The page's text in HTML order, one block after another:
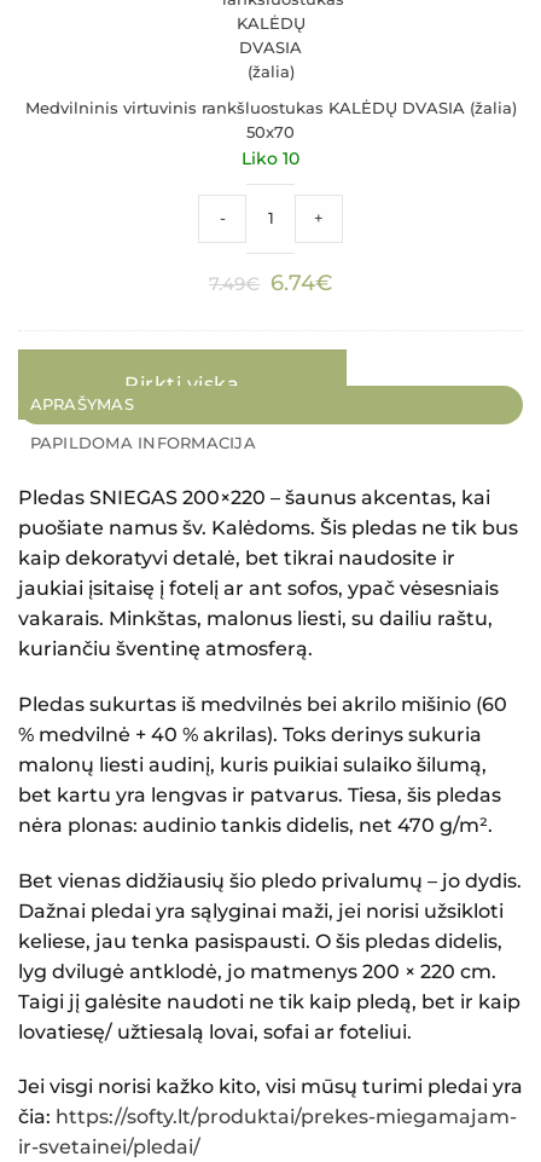
50x70
Medvilninis virtuvinis rankšluostukas KALĖDŲ DVASIA (žalia)
50x70
Liko 10
-
produkto kiekis: Medvilninis virtuvinis
+
7.49€
Original
7.49€.
6.74€Current
6.74€.
Pirkti viską
APRAŠYMAS
PAPILDOMA INFORMACIJA
Pledas SNIEGAS 200×220 – šaunus akcentas, kai
puošiate namus šv. Kalėdoms. Šis pledas ne tik bus
kaip dekoratyvi detalė, bet tikrai naudosite ir
jaukiai įsitaisę į fotelį ar ant sofos, ypač vėsesniais
vakarais. Minkštas, malonus liesti, su dailiu raštu,
kuriančiu šventinę atmosferą.
Pledas sukurtas iš medvilnės bei akrilo mišinio (60
% medvilnė + 40 % akrilas). Toks derinys sukuria
malonų liesti audinį, kuris puikiai sulaiko šilumą,
bet kartu yra lengvas ir patvarus. Tiesa, šis pledas
nėra plonas: audinio tankis didelis, net 470 g/m².
Bet vienas didžiausių šio pledo privalumų – jo dydis.
Dažnai pledai yra sąlyginai maži, jei norisi užsikloti
keliese, jau tenka pasispausti. O šis pledas didelis,
lyg dvilugė antklodė, jo matmenys 200 × 220 cm.
Taigi jį galėsite naudoti ne tik kaip pledą, bet ir kaip
lovatiesę/ užtiesalą lovai, sofai ar foteliui.
Jei visgi norisi kažko kito, visi mūsų turimi pledai yra
čia: https://softy.lt/produktai/prekes-miegamajam-
ir-svetainei/pledai/